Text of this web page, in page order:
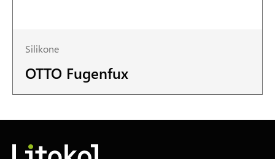
Silikone
OTTO Fugenfux